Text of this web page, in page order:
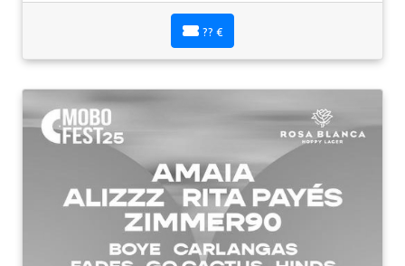
?? €